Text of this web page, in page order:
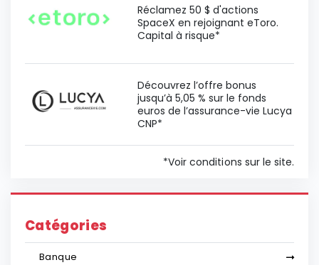
Réclamez 50 $ d'actions
SpaceX en rejoignant eToro.
Capital à risque*
Découvrez l’offre bonus
jusqu’à 5,05 % sur le fonds
euros de l’assurance-vie Lucya
CNP*
*Voir conditions sur le site.
Catégories
Banque